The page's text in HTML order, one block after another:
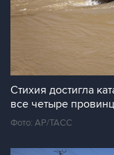
Стихия достигла
все четыре
Фото: АР/ТАСС